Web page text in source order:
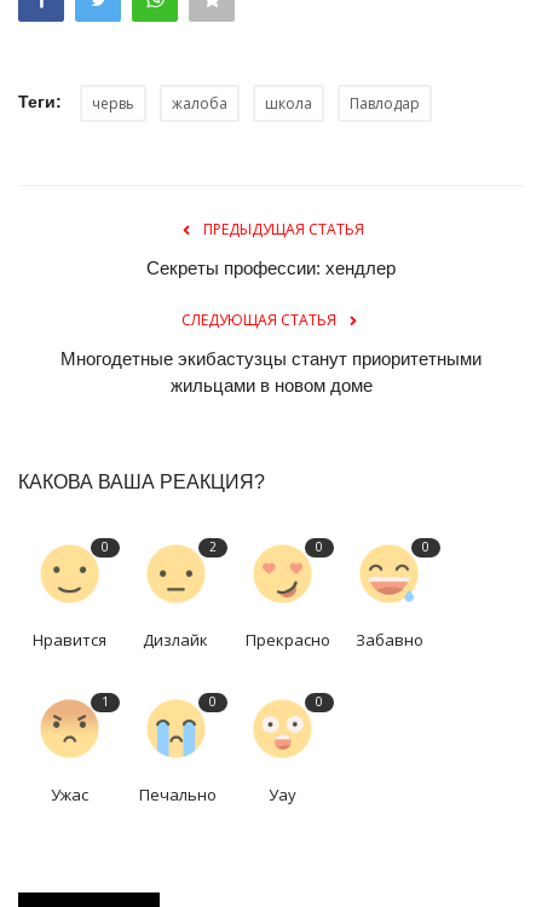
Теги: червь жалоба школа Павлодар
ПРЕДЫДУЩАЯ СТАТЬЯ
Секреты профессии: хендлер
СЛЕДУЮЩАЯ СТАТЬЯ
Многодетные экибастузцы станут приоритетными
жильцами в новом доме
КАКОВА ВАША РЕАКЦИЯ?
0
Нравится
2
Дизлайк
0
Прекрасно
0
Забавно
1
Ужас
0
Печально
0
Уау